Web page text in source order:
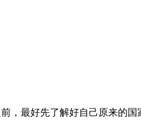
，最好先了解好自己原来的